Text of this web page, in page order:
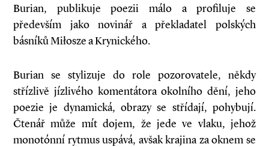
Burian, publikuje poezii málo a profiluje se
především jako novinář a překladatel polských
básníků Miłosze a Krynického.
Burian se stylizuje do role pozorovatele, někdy
střízlivě jízlivého komentátora okolního dění, jeho
poezie je dynamická, obrazy se střídají, pohybují.
Čtenář může mít dojem, že jede ve vlaku, jehož
monotónní rytmus uspává, avšak krajina za oknem se